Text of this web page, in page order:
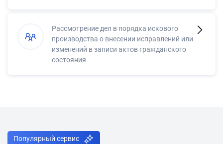
Рассмотрение дел в порядка искового
производства о внесении исправлений или
изменений в записи актов гражданского
состояния
Популярный сервис